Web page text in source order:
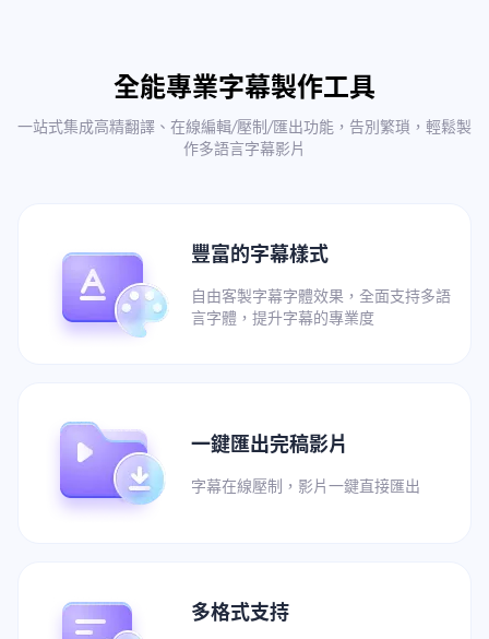
全能專業字幕製作工具
一站式集成高精翻譯、在線編輯/壓制/匯出功能，告別繁瑣，輕鬆製
作多語言字幕影片
豐富的字幕樣式
自由客製字幕字體效果，全面支持多語
言字體，提升字幕的專業度
一鍵匯出完稿影片
字幕在線壓制，影片一鍵直接匯出
多格式支持